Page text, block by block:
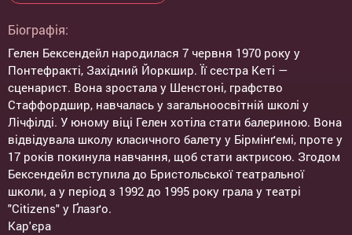
Біографія:
Гелен Бексендейл народилася 7 червня 1970 року у
Понтефракті, Західний Йоркшир. Її сестра Кеті —
сценарист. Вона зростала у Шенстоні, графство
Стаффордшир, навчалась у загальноосвітній школі у
Лічфілді. У юному віці Гелен хотіла стати балериною. Вона
відвідувала школу класичного балету у Бірмінґемі, проте у
17 років покинула навчання, щоб стати актрисою. Згодом
Бексендейл вступила до Бристольської театральної
школи, а у період з 1992 до 1995 року грала у театрі
"Citizens" у Ґлазґо.
Кар'єра